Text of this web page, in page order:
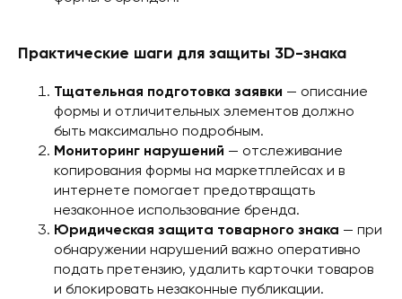
Практические шаги для защиты 3D-знака
Тщательная подготовка заявки — описание
формы и отличительных элементов должно
быть максимально подробным.
Мониторинг нарушений — отслеживание
копирования формы на маркетплейсах и в
интернете помогает предотвращать
незаконное использование бренда.
Юридическая защита товарного знака — при
обнаружении нарушений важно оперативно
подать претензию, удалить карточки товаров
и блокировать незаконные публикации.